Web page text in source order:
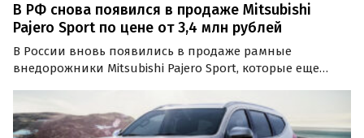
В РФ снова появился в продаже Mitsubishi
Pajero Sport по цене от 3,4 млн рублей
В России вновь появились в продаже рамные
внедорожники Mitsubishi Pajero Sport, которые еще
официально. Цены на них на одном из сайтов
объявлений начинаются от 3 400 000 рублей, сообщает